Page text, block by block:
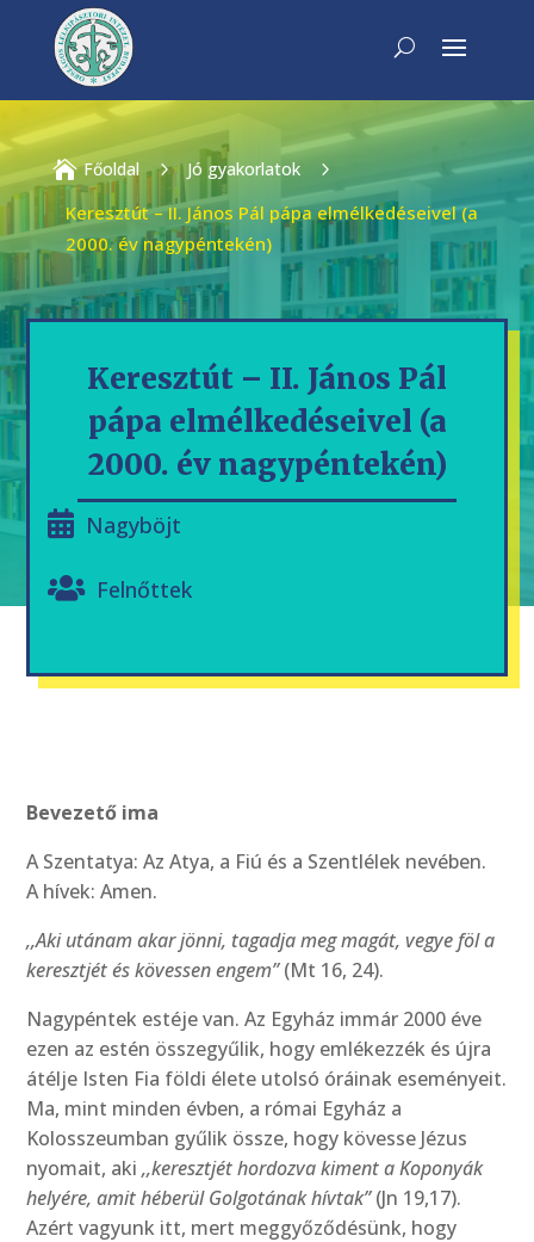
 Főoldal 5 Jó gyakorlatok
5
Keresztút – II. János Pál pápa elmélkedéseivel (a
2000. év nagypéntekén)
Keresztút – II. János Pál
pápa elmélkedéseivel (a
2000. év nagypéntekén)
Nagyböjt
Felnőttek
Bevezető ima
A Szentatya: Az Atya, a Fiú és a Szentlélek nevében.
A hívek: Amen.
,,Aki utánam akar jönni, tagadja meg magát, vegye föl a
keresztjét és kövessen engem”(Mt 16, 24).
Nagypéntek estéje van. Az Egyház immár 2000 éve
ezen az estén összegyűlik, hogy emlékezzék és újra
átélje Isten Fia földi élete utolsó óráinak eseményeit.
Ma, mint minden évben, a római Egyház a
Kolosszeumban gyűlik össze, hogy kövesse Jézus
nyomait, aki,,keresztjét hordozva kiment a Koponyák
helyére, amit héberül Golgotának hívtak”(Jn 19,17).
Azért vagyunk itt, mert meggyőződésünk, hogy